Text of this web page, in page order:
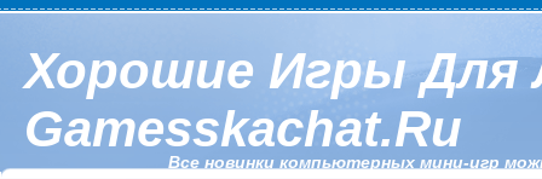
Хорошие Игры Для
Gamesskachat.ru
Все новинки компьютерных мини-игр